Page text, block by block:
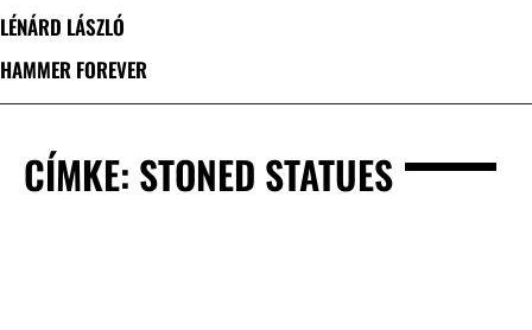
LÉNÁRD LÁSZLÓ
HAMMER FOREVER
CÍMKE: STONED STATUES